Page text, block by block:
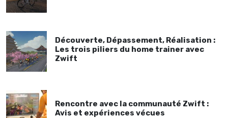
Découverte, Dépassement, Réalisation :
Les trois piliers du home trainer avec
Zwift
Rencontre avec la communauté Zwift :
Avis et expériences vécues